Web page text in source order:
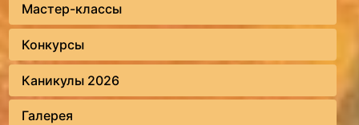
Мастер-классы
Конкурсы
Каникулы 2026
Галерея